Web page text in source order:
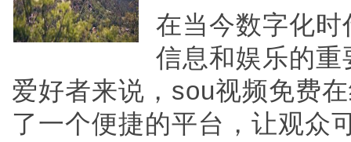
在当今数字化
信息和娱乐的
爱好者来说，sou视频免费
了一个便捷的平台，让观众